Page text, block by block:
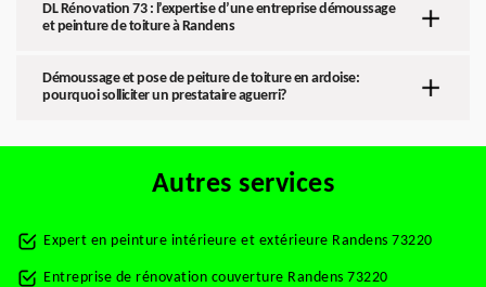
DL Rénovation 73 : l’expertise d’une entreprise démoussage
et peinture de toiture à Randens
Démoussage et pose de peiture de toiture en ardoise:
pourquoi solliciter un prestataire aguerri?
Autres services
Expert en peinture intérieure et extérieure Randens 73220
Entreprise de rénovation couverture Randens 73220